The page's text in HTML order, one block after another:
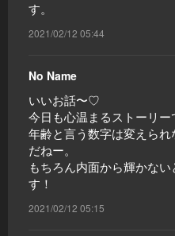
す。
2021/02/12 05:44
No Name
いいお話〜♡
今日も心温まるストーリー
年齢と言う数字は変えら
だねー。
もちろん内面から輝かな
す！
2021/02/12 05:15